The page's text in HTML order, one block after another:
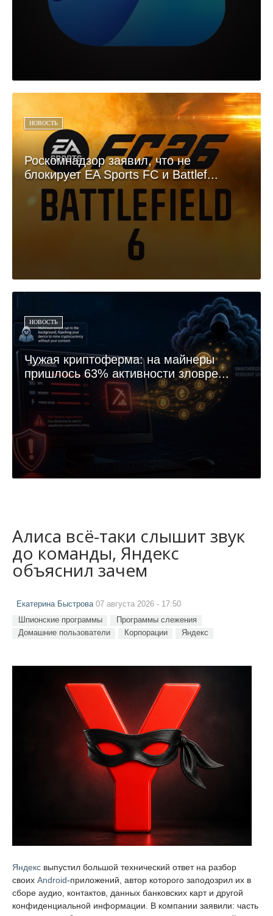
НОВОСТЬ
Роскомнадзор заявил, что не
блокирует EA Sports FC и Battlef...
НОВОСТЬ
Чужая криптоферма: на майнеры
пришлось 63% активности зловре...
Алиса всё-таки слышит звук
до команды, Яндекс
объяснил зачем
Екатерина Быстрова07 августа 2026 - 17:50
Шпионские программы
Программы слежения
Домашние пользователи
Корпорации Яндекс
Яндекс выпустил большой технический ответ на разбор
своих Android-приложений, автор которого заподозрил их в
сборе аудио, контактов, данных банковских карт и другой
конфиденциальной информации. В компании заявили: часть